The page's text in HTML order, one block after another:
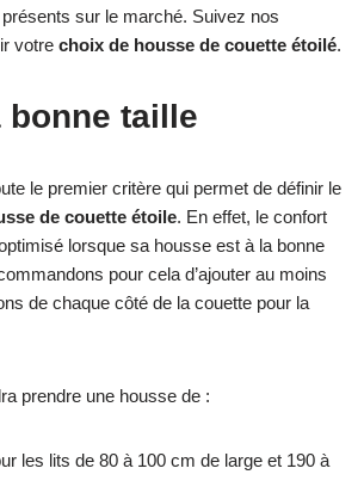
sur le marché. Suivez nos
votre choix de housse de couette étoilé.
bonne taille
le premier critère qui permet de définir le
de couette étoile. En effet, le confort
lorsque sa housse est à la bonne
pour cela d’ajouter au moins
de chaque côté de la couette pour la
prendre une housse de :
les lits de 80 à 100 cm de large et 190 à